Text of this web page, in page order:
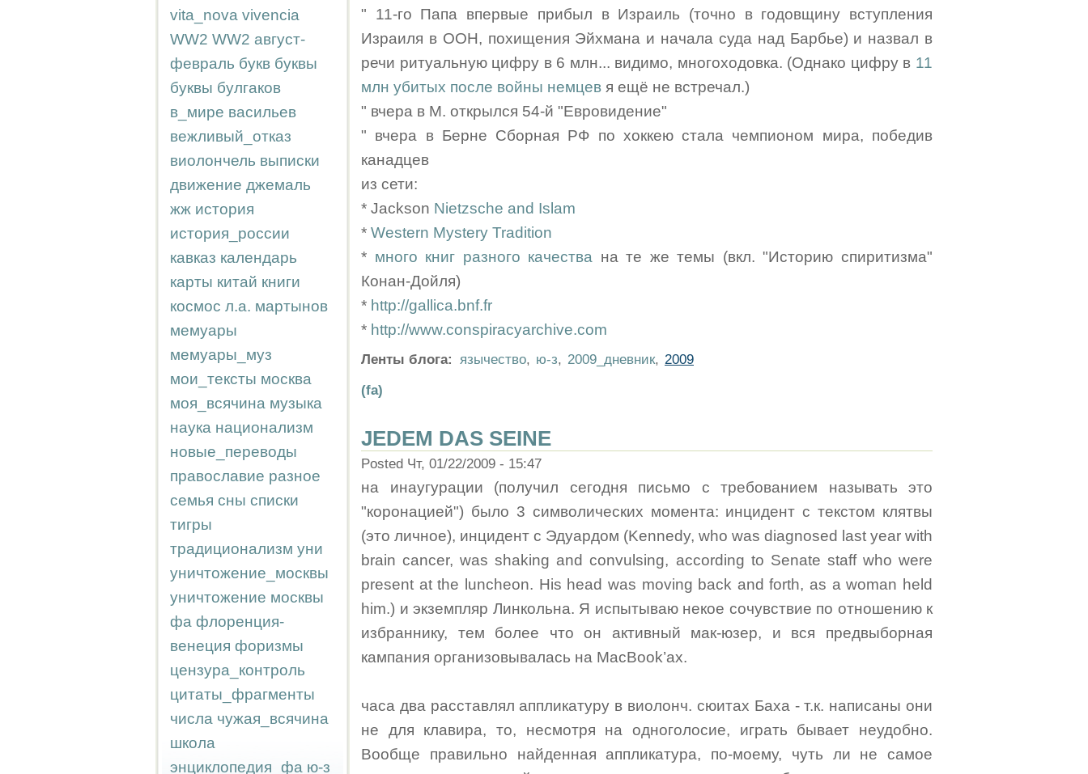
vita_nova vivencia
WW2 WW2 август-
февраль букв буквы
буквы булгаков
в_мире васильев
вежливый_отказ
виолончель выписки
движение джемаль
жж история
история_россии
кавказ календарь
карты китай книги
космос л.а. мартынов
мемуары
мемуары_муз
мои_тексты москва
моя_всячина музыка
наука национализм
новые_переводы
православие разное
семья сны списки
тигры
традиционализм уни
уничтожение_москвы
уничтожение москвы
фа флоренция-
венеция форизмы
цензура_контроль
цитаты_фрагменты
числа чужая_всячина
школа
энциклопедия_фа ю-з
" 11-го Папа впервые прибыл в Израиль (точно в годовщину вступления
Израиля в ООН, похищения Эйхмана и начала суда над Барбье) и назвал в
речи ритуальную цифру в 6 млн... видимо, многоходовка. (Однако цифру в 11
млн убитых после войны немцев я ещё не встречал.)
" вчера в М. открылся 54-й "Евровидение"
" вчера в Берне Сборная РФ по хоккею стала чемпионом мира, победив
канадцев
из сети:
* Jackson Nietzsche and Islam
* Western Mystery Tradition
* много книг разного качества на те же темы (вкл. "Историю спиритизма"
Конан-Дойля)
* http://gallica.bnf.fr
* http://www.conspiracyarchive.com
Ленты блога: язычество, ю-з, 2009_дневник, 2009
(fa)
JEDEM DAS SEINE
Posted Чт, 01/22/2009 - 15:47
на инаугурации (получил сегодня письмо с требованием называть это
"коронацией") было 3 символических момента: инцидент с текстом клятвы
(это личное), инцидент с Эдуардом (Kennedy, who was diagnosed last year with
brain cancer, was shaking and convulsing, according to Senate staff who were
present at the luncheon. His head was moving back and forth, as a woman held
him.) и экземпляр Линкольна. Я испытываю некое сочувствие по отношению к
избраннику, тем более что он активный мак-юзер, и вся предвыборная
кампания организовывалась на MacBook’ах.
часа два расставлял аппликатуру в виолонч. сюитах Баха - т.к. написаны они
не для клавира, то, несмотря на одноголосие, играть бывает неудобно.
Вообще правильно найденная аппликатура, по-моему, чуть ли не самое